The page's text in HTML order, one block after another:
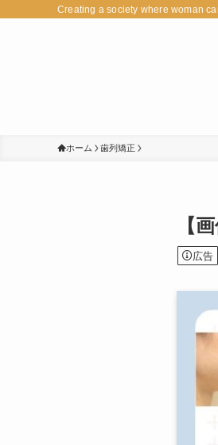
Creating a society where woman
ホーム 歯列矯正
【
広告